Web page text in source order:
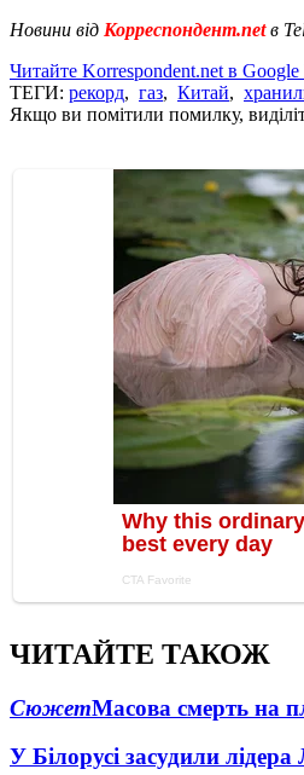
Новини від Корреспондент.netв
Читайте Korrespondent.net в
ТЕГИ: рекорд, газ, Китай,
Якщо ви помітили помилку,
ЧИТАЙТЕ ТАКОЖ
СюжетМасова смерть на
У Білорусі засудили